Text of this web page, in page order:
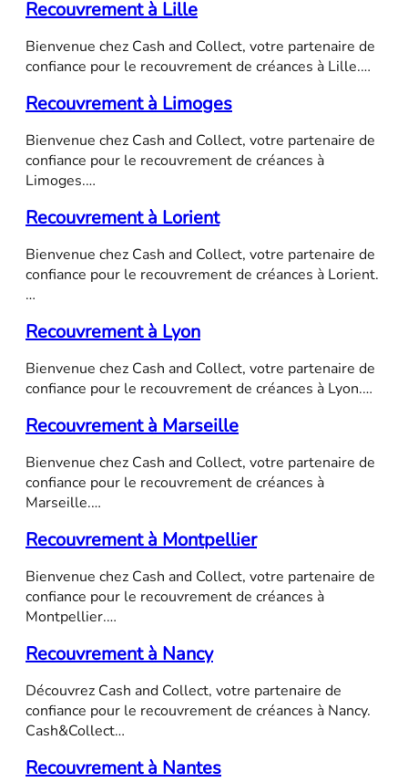
Recouvrement à Lille
Bienvenue chez Cash and Collect, votre partenaire de
confiance pour le recouvrement de créances à Lille.…
Recouvrement à Limoges
Bienvenue chez Cash and Collect, votre partenaire de
confiance pour le recouvrement de créances à
Limoges.…
Recouvrement à Lorient
Bienvenue chez Cash and Collect, votre partenaire de
confiance pour le recouvrement de créances à Lorient.
…
Recouvrement à Lyon
Bienvenue chez Cash and Collect, votre partenaire de
confiance pour le recouvrement de créances à Lyon.…
Recouvrement à Marseille
Bienvenue chez Cash and Collect, votre partenaire de
confiance pour le recouvrement de créances à
Marseille.…
Recouvrement à Montpellier
Bienvenue chez Cash and Collect, votre partenaire de
confiance pour le recouvrement de créances à
Montpellier.…
Recouvrement à Nancy
Découvrez Cash and Collect, votre partenaire de
confiance pour le recouvrement de créances à Nancy.
Cash&Collect…
Recouvrement à Nantes